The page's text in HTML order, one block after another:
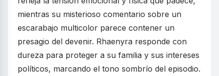
mientras su misterioso comentario sobre un
escarabajo multicolor parece contener un
presagio del devenir. Rhaenyra responde con
dureza para proteger a su familia y sus intereses
políticos, marcando el tono sombrío del episodio.